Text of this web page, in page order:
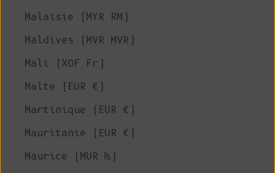
Malaisie (MYR RM)
Maldives (MVR MVR)
Mali (XOF Fr)
Malte (EUR €)
Martinique (EUR €)
Mauritanie (EUR €)
Maurice (MUR ₨)